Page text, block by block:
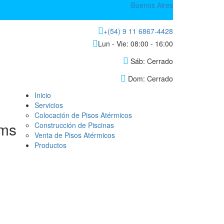
Buenos Aires
+(54) 9 11 6867-4428
Lun - Vie: 08:00 - 16:00
Sáb: Cerrado
Dom: Cerrado
Inicio
Servicios
Colocación de Pisos Atérmicos
Construcción de Piscinas
Venta de Pisos Atérmicos
Productos